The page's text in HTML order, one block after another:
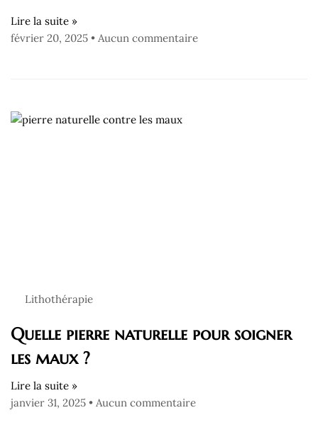
Lire la suite »
février 20, 2025
Aucun commentaire
Lithothérapie
Quelle pierre naturelle pour soigner
les maux ?
Lire la suite »
janvier 31, 2025
Aucun commentaire